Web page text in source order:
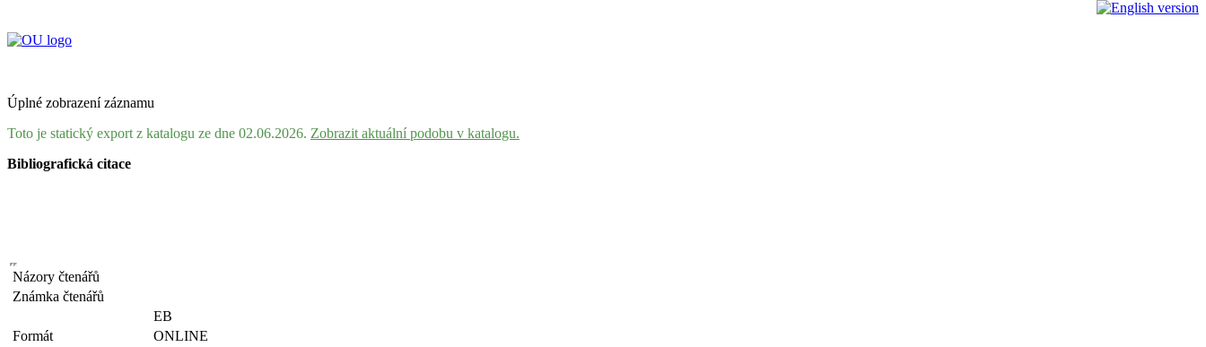
Úplné zobrazení záznamu
Toto je statický export z katalogu ze dne 02.06.2026. Zobrazit aktuální podobu v katalogu.
Bibliografická citace
Názory čtenářů
Známka čtenářů
EB
Formát
ONLINE